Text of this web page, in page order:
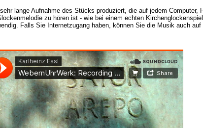
lange Aufnahme des Stücks produziert, die auf jedem
zu hören ist - wie bei einem echten
Falls Sie Internetzugang haben, können Sie die Musik auch